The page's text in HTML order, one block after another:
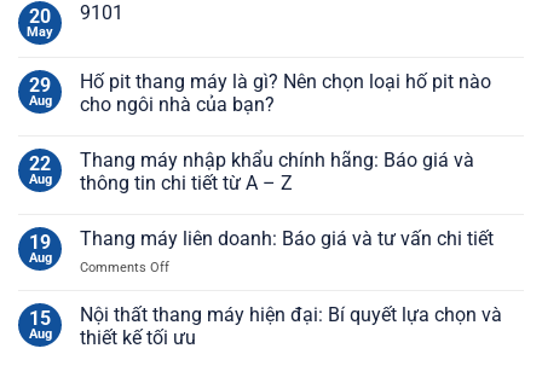
20
May
9101
29
Aug
Hố pit thang máy là gì? Nên chọn loại hố pit nào
cho ngôi nhà của bạn?
22
Aug
Thang máy nhập khẩu chính hãng: Báo giá và
thông tin chi tiết từ A – Z
19
Aug
Thang máy liên doanh: Báo giá và tư vấn chi tiết
Comments Offon
máy
doanh:
15
Aug
Nội thất thang máy hiện đại: Bí quyết lựa chọn và
thiết kế tối ưu